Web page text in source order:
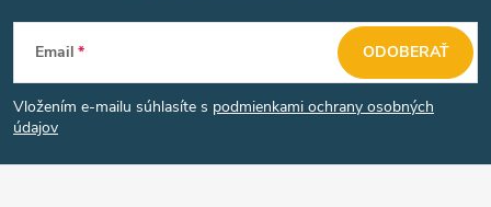
Z
á
p
Email
Vložením e-mailu súhlasíte s podmienkami ochrany osobných
údajov
ODOBERAŤ